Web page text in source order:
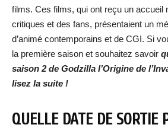
films. Ces films, qui ont reçu un accueil
critiques et des fans, présentaient un
d’animé contemporains et de CGI. Si
la première saison et souhaitez savoir
saison 2 de Godzilla l’Origine de
lisez la suite !
QUELLE DATE DE SORTIE